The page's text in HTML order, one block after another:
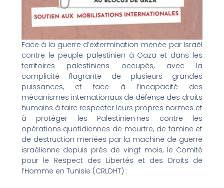
Face à la guerre d’extermination menée par Israël
contre le peuple palestinien à Gaza et dans les
territoires palestiniens occupés, avec la
complicité flagrante de plusieurs grandes
puissances, et face à l’incapacité des
mécanismes internationaux de défense des droits
humains à faire respecter leurs propres normes et
à protéger les Palestinien·nes contre les
opérations quotidiennes de meurtre, de famine et
de destruction menées par la machine de guerre
israélienne depuis près de vingt mois, le Comité
pour le Respect des Libertés et des Droits de
l’Homme en Tunisie (CRLDHT) :